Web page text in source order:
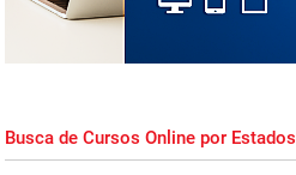
Busca de Cursos Online por Estados